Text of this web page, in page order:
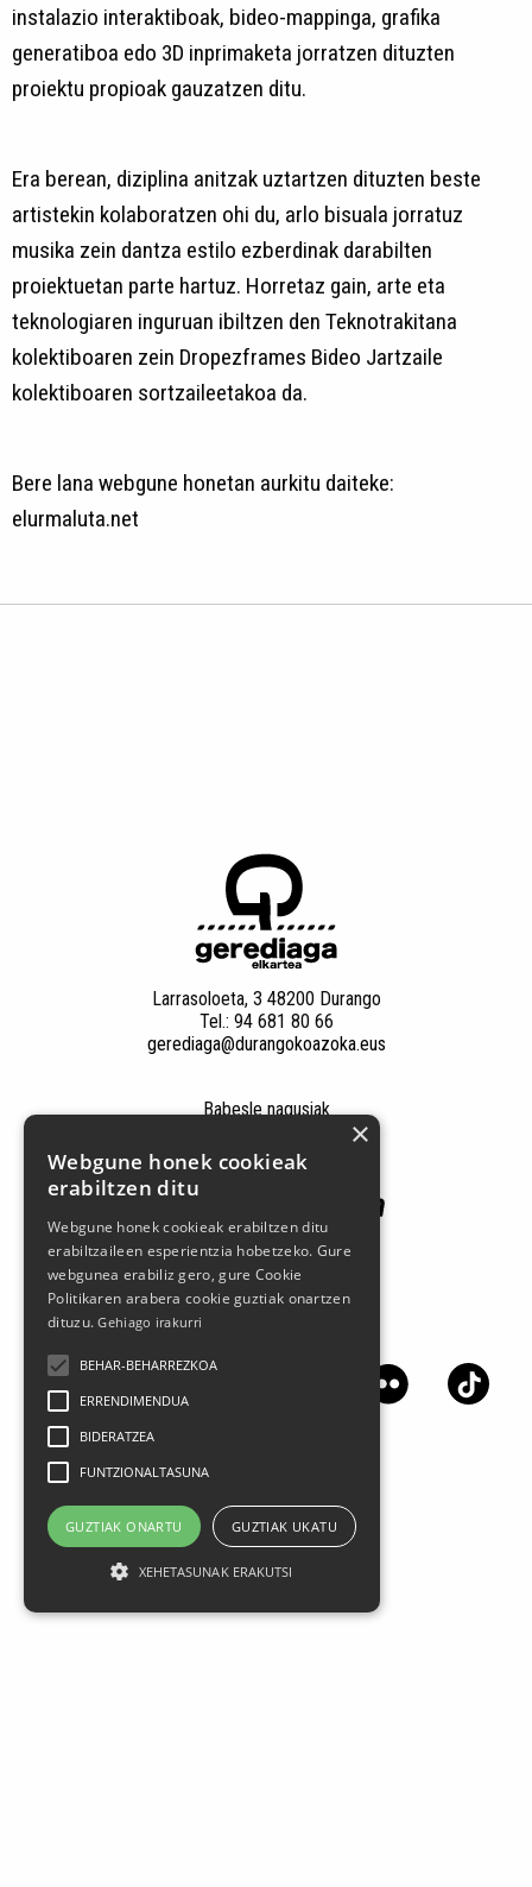
instalazio interaktiboak, bideo-mappinga, grafika
generatiboa edo 3D inprimaketa jorratzen dituzten
proiektu propioak gauzatzen ditu.
Era berean, diziplina anitzak uztartzen dituzten beste
artistekin kolaboratzen ohi du, arlo bisuala jorratuz
musika zein dantza estilo ezberdinak darabilten
proiektuetan parte hartuz. Horretaz gain, arte eta
teknologiaren inguruan ibiltzen den Teknotrakitana
kolektiboaren zein Dropezframes Bideo Jartzaile
kolektiboaren sortzaileetakoa da.
Bere lana webgune honetan aurkitu daiteke:
elurmaluta.net
Larrasoloeta, 3 48200 Durango
Tel.: 94 681 80 66
gerediaga@durangokoazoka.eus
Babesle nagusiak
Jarrai gaitzazu sare sozialetan
×
Webgune honek cookieak
erabiltzen ditu
Webgune honek cookieak erabiltzen ditu
erabiltzaileen esperientzia hobetzeko. Gure
webgunea erabiliz gero, gure Cookie
Politikaren arabera cookie guztiak onartzen
dituzu.Gehiago irakurri
BEHAR-BEHARREZKOA
ERRENDIMENDUA
BIDERATZEA
FUNTZIONALTASUNA
GUZTIAK ONARTU GUZTIAK UKATU
XEHETASUNAK ERAKUTSI